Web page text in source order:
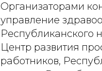
Организаторами
управление
Республиканского
Центр развития
работников,